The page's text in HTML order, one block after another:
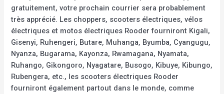
gratuitement, votre prochain courrier sera probablement
très apprécié. Les choppers, scooters électriques, vélos
électriques et motos électriques Rooder fourniront Kigali,
Gisenyi, Ruhengeri, Butare, Muhanga, Byumba, Cyangugu,
Nyanza, Bugarama, Kayonza, Rwamagana, Nyamata,
Ruhango, Gikongoro, Nyagatare, Busogo, Kibuye, Kibungo,
Rubengera, etc., les scooters électriques Rooder
fourniront également partout dans le monde, comme